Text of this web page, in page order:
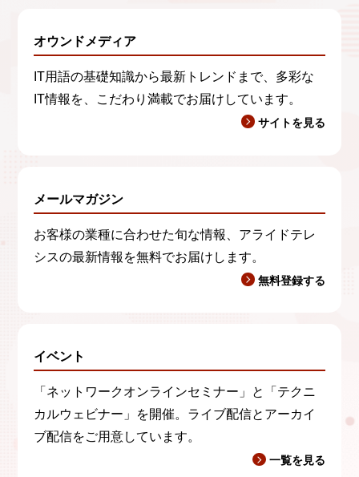
オウンドメディア
IT用語の基礎知識から最新トレンドまで、多彩な
IT情報を、こだわり満載でお届けしています。
サイトを見る
メールマガジン
お客様の業種に合わせた旬な情報、アライドテレ
シスの最新情報を無料でお届けします。
無料登録する
イベント
「ネットワークオンラインセミナー」と「テクニ
カルウェビナー」を開催。ライブ配信とアーカイ
ブ配信をご用意しています。
一覧を見る